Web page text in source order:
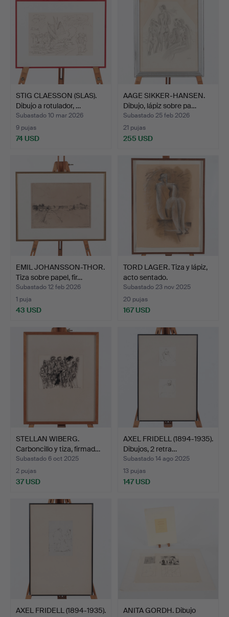
STIG CLAESSON (SLAS).
Dibujo a rotulador, …
Subastado 10 mar 2026
9 pujas
74 USD
AAGE SIKKER-HANSEN.
Dibujo, lápiz sobre pa…
Subastado 25 feb 2026
21 pujas
255 USD
EMIL JOHANSSON-THOR.
Tiza sobre papel, fir…
Subastado 12 feb 2026
1 puja
43 USD
TORD LAGER. Tiza y lápiz,
acto sentado.
Subastado 23 nov 2025
20 pujas
167 USD
STELLAN WIBERG.
Carboncillo y tiza, firmad…
Subastado 6 oct 2025
2 pujas
37 USD
AXEL FRIDELL (1894-1935).
Dibujos, 2 retra…
Subastado 14 ago 2025
13 pujas
147 USD
AXEL FRIDELL (1894-1935).
ANITA GORDH. Dibujo